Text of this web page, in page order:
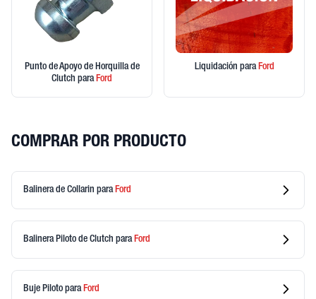
Punto de Apoyo de Horquilla de
Clutch paraFord
Liquidación paraFord
COMPRAR POR PRODUCTO
Balinera de Collarin para Ford
Balinera Piloto de Clutch para Ford
Buje Piloto para Ford